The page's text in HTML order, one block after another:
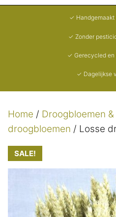
✓ Handgemaakt
✓ Zonder
✓ Gerecycled en
✓ Dagelijkse
Home / Droogbloemen
droogbloemen / Losse
SALE!